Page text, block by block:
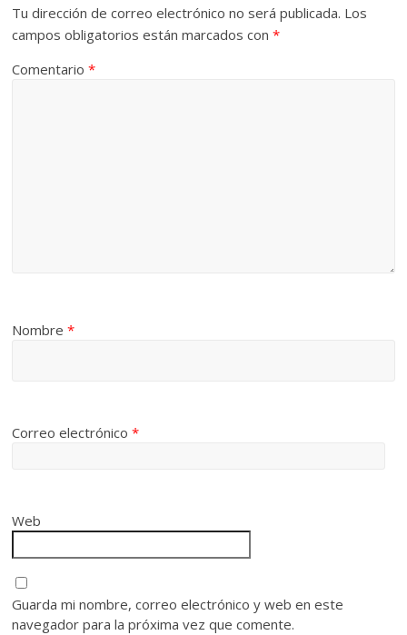
Tu dirección de correo electrónico no será publicada. Los
campos obligatorios están marcados con*
Comentario*
Nombre*
Correo electrónico*
Web
Guarda mi nombre, correo electrónico y web en este
navegador para la próxima vez que comente.